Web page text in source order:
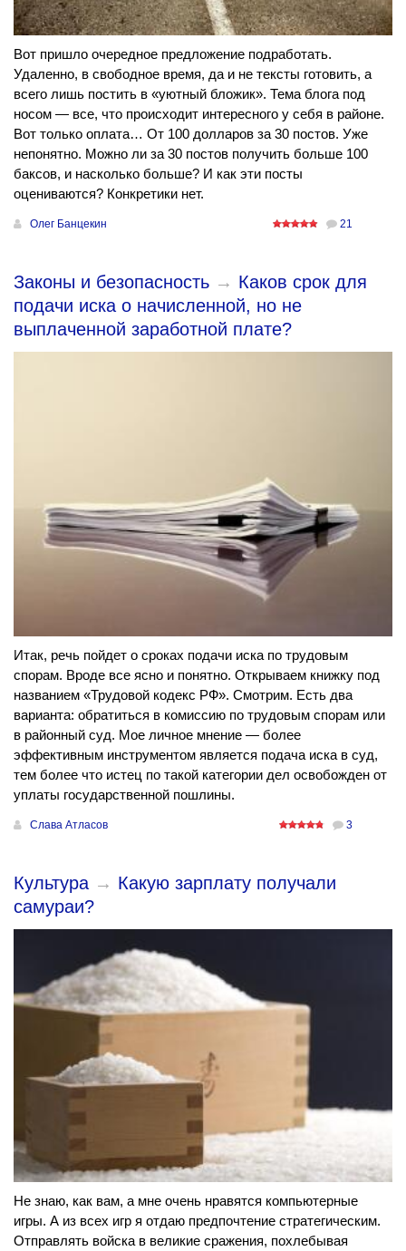
Вот пришло очередное предложение подработать.
Удаленно, в свободное время, да и не тексты готовить, а
всего лишь постить в «уютный бложик». Тема блога под
носом — все, что происходит интересного у себя в районе.
Вот только оплата… От 100 долларов за 30 постов. Уже
непонятно. Можно ли за 30 постов получить больше 100
баксов, и насколько больше? И как эти посты
оцениваются? Конкретики нет.
Олег Банцекин 21
Законы и безопасность → Каков срок для
подачи иска о начисленной, но не
выплаченной заработной плате?
Итак, речь пойдет о сроках подачи иска по трудовым
спорам. Вроде все ясно и понятно. Открываем книжку под
названием «Трудовой кодекс РФ». Смотрим. Есть два
варианта: обратиться в комиссию по трудовым спорам или
в районный суд. Мое личное мнение — более
эффективным инструментом является подача иска в суд,
тем более что истец по такой категории дел освобожден от
уплаты государственной пошлины.
Слава Атласов 3
Культура → Какую зарплату получали
самураи?
Не знаю, как вам, а мне очень нравятся компьютерные
игры. А из всех игр я отдаю предпочтение стратегическим.
Отправлять войска в великие сражения, похлебывая